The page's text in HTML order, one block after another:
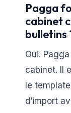
Pagga
cabinet
bulletins
Oui.
cabinet. Il
le
d’import